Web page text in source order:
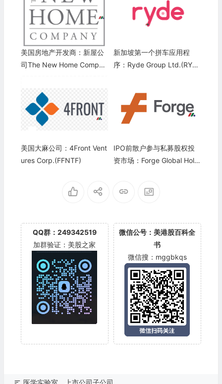
美国房地产开发商：新屋公
司The New Home Compan
新加坡第一个拼车应用程
序：Ryde Group Ltd.(RYD
美国大麻公司：4Front Vent
ures Corp.(FFNTF)
IPO前散户参与私募股权投
资市场：Forge Global Holdi
QQ群：249342519
加群验证：美股之家
微信公号：美港股百科全
书
微信搜：mggbkqs